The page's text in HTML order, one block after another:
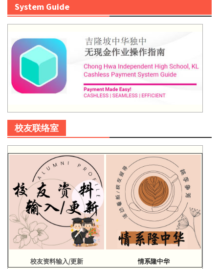
System Guide
校友联络室
校友资料输入/更新 情系隆中华